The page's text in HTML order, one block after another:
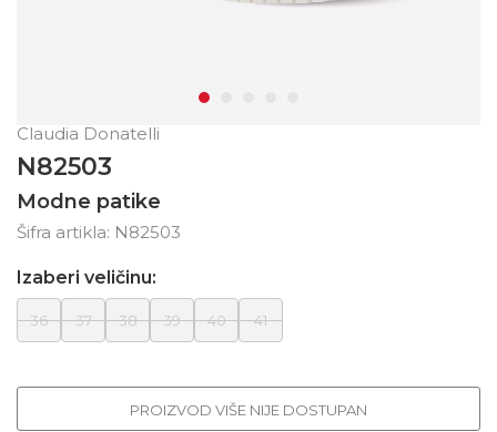
Claudia Donatelli
N82503
Modne patike
Šifra artikla: N82503
Izaberi veličinu:
36 37 38 39 40 41
PROIZVOD VIŠE NIJE DOSTUPAN